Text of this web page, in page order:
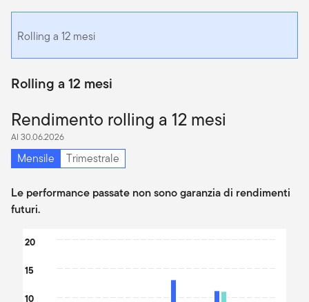
Rolling a 12 mesi
Rolling a 12 mesi
Rendimento rolling a 12 mesi
Al 30.06.2026
Mensile Trimestrale
Le performance passate non sono garanzia di rendimenti
futuri.
The chart has 1 X axis displaying categories.
The chart has 1 Y axis displaying values. Data ranges from -
10
15
20